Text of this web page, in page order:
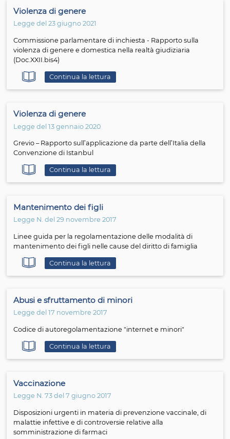
Violenza domestica
Caso di I.M e altri (Italia) Corte Europea dei Diritti
Continua la lettura
Cognome
Legge N. del 25 febbraio 2022
Disposizioni in materia di cognome dei figli
Continua la lettura
Assegno unico universale
Assegno unico universale
Continua la
Violenza di genere
Legge del 23 giugno 2021
Commissione parlamentare di inchiesta - Rapporto
violenza di genere e domestica nella realtà giudiziaria
(Doc.XXII.bis4)
Violenza di genere
Legge del 13 gennaio 2020